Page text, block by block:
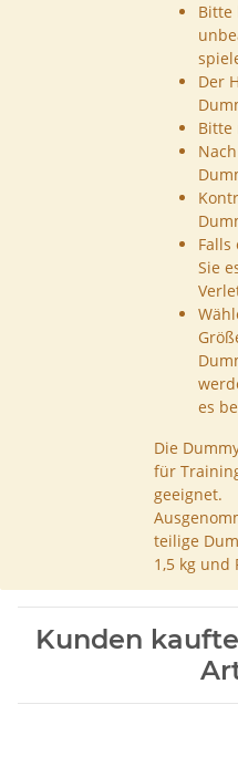
Bitte
Der
Bitte
Sie
es
Die
für
geeignet.
teilige
1,5 kg und
Kunden